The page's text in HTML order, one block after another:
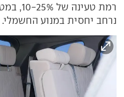
רמת
נרחב יחסית במנוע החשמלי.